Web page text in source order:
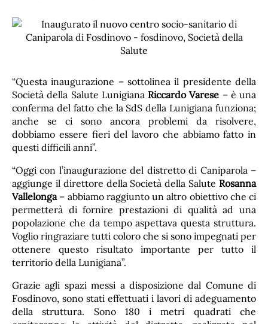
“Questa inaugurazione – sottolinea il presidente della
Società della Salute Lunigiana Riccardo Varese – è una
conferma del fatto che la SdS della Lunigiana funziona;
anche se ci sono ancora problemi da risolvere,
dobbiamo essere fieri del lavoro che abbiamo fatto in
questi difficili anni”.
“Oggi con l’inaugurazione del distretto di Caniparola –
aggiunge il direttore della Società della Salute Rosanna
Vallelonga– abbiamo raggiunto un altro obiettivo che ci
permetterà di fornire prestazioni di qualità ad una
popolazione che da tempo aspettava questa struttura.
Voglio ringraziare tutti coloro che si sono impegnati per
ottenere questo risultato importante per tutto il
territorio della Lunigiana”.
Grazie agli spazi messi a disposizione dal Comune di
Fosdinovo, sono stati effettuati i lavori di adeguamento
della struttura. Sono 180 i metri quadrati che